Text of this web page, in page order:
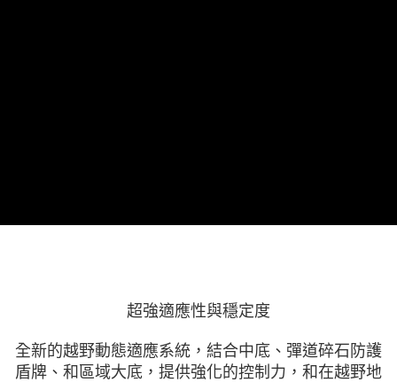
超強適應性與穩定度
全新的越野動態適應系統，結合中底、彈道碎石防護
盾牌、和區域大底，提供強化的控制力，和在越野地